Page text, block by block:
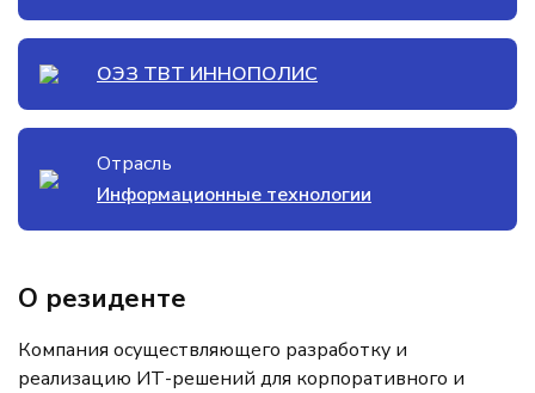
ОЭЗ ТВТ ИННОПОЛИС
Отрасль
Информационные технологии
О резиденте
Компания осуществляющего разработку и
реализацию ИТ-решений для корпоративного и